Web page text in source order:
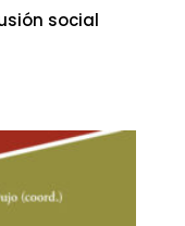
social